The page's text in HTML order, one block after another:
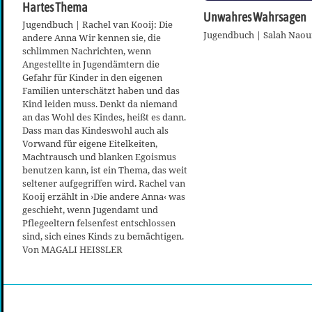
Hartes Thema
Jugendbuch | Rachel van Kooij: Die
andere Anna Wir kennen sie, die
schlimmen Nachrichten, wenn
Angestellte in Jugendämtern die
Gefahr für Kinder in den eigenen
Familien unterschätzt haben und das
Kind leiden muss. Denkt da niemand
an das Wohl des Kindes, heißt es dann.
Dass man das Kindeswohl auch als
Vorwand für eigene Eitelkeiten,
Machtrausch und blanken Egoismus
benutzen kann, ist ein Thema, das weit
seltener aufgegriffen wird. Rachel van
Kooij erzählt in ›Die andere Anna‹ was
geschieht, wenn Jugendamt und
Pflegeeltern felsenfest entschlossen
sind, sich eines Kinds zu bemächtigen.
Von MAGALI HEISSLER
Unwahres Wahrsagen
Jugendbuch | Salah